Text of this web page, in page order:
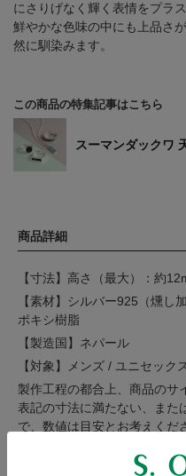
にさりげなく輝く表情をプラス
鮮やかな色味の中にも上品さ
然に馴染みます。
この商品の特集記事はこちら
スーマンダックワ
商品詳細
【寸法】高さ（最大）：約
【素材】シルバー925（燻し
ポキシ樹脂
【製造国】ネパール
【対象】メンズ / ユニセック
製作工程の都合上、商品のサ
表記の寸法に満たない、また
で、数値は目安とお考えくだ